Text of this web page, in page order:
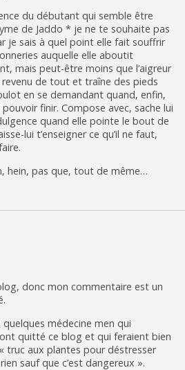
du débutant qui semble être
de Jaddo * je ne te souhaite pas
je sais à quel point elle fait souffrir
auquelle elle aboutit
mais peut-être moins que l’aigreur
de tout et traîne des pieds
en se demandant quand, enfin,
finir. Compose avec, sache lui
quand elle pointe le bout de
lui t’enseigner ce qu’il ne faut,
hein, pas que, tout de même…
donc mon commentaire est un
quelques médecine men qui
quitté ce blog et qui feraient bien
truc aux plantes pour déstresser
sauf que c’est dangereux ».